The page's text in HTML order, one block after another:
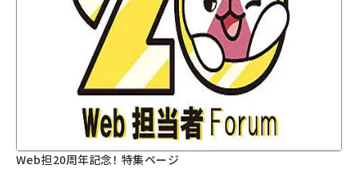
Web担20周年記念！ 特集ページ